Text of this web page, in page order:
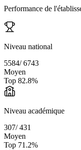
Performance de
Niveau national
5584/6743
Moyen
Top 82.8%
Niveau académique
307/431
Moyen
Top 71.2%